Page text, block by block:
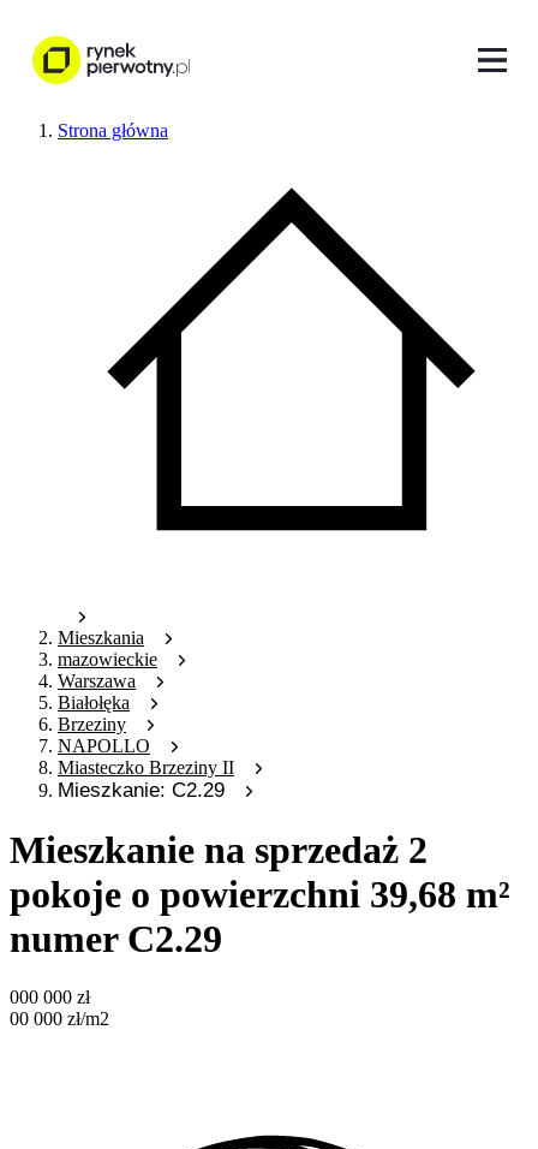
Strona główna
Mieszkania
mazowieckie
Warszawa
Białołęka
Brzeziny
NAPOLLO
Miasteczko Brzeziny II
Mieszkanie: C2.29
Mieszkanie na sprzedaż 2
pokoje o powierzchni 39,68 m²
numer C2.29
000 000 zł
00 000 zł/m2